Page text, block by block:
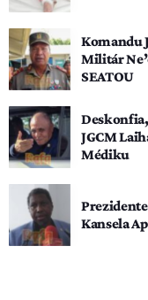
Komandu
Militár
SEATOU
JGCM
Médiku
Kansela